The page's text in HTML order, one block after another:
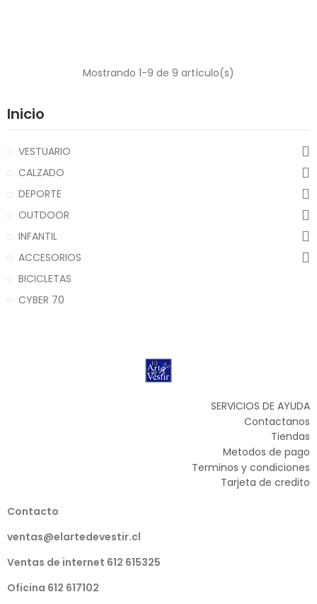
Mostrando 1-9 de 9 artículo(s)
Inicio
VESTUARIO
CALZADO
DEPORTE
OUTDOOR
INFANTIL
ACCESORIOS
BICICLETAS
CYBER 70
SERVICIOS DE AYUDA
Contactanos
Tiendas
Metodos de pago
Terminos y condiciones
Tarjeta de credito
Contacto
ventas@elartedevestir.cl
Ventas de internet 612 615325
Oficina 612 617102